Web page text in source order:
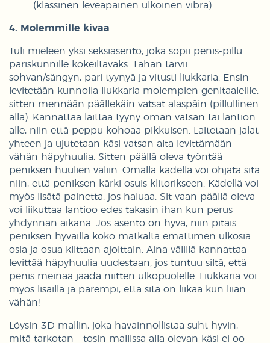
(klassinen leveäpäinen ulkoinen vibra)
4. Molemmille kivaa
Tuli mieleen yksi seksiasento, joka sopii penis-pillu
pariskunnille kokeiltavaks. Tähän tarvii
sohvan/sängyn, pari tyynyä ja vitusti liukkaria. Ensin
levitetään kunnolla liukkaria molempien genitaaleille,
sitten mennään päällekäin vatsat alaspäin (pillullinen
alla). Kannattaa laittaa tyyny oman vatsan tai lantion
alle, niin että peppu kohoaa pikkuisen. Laitetaan jalat
yhteen ja ujutetaan käsi vatsan alta levittämään
vähän häpyhuulia. Sitten päällä oleva työntää
peniksen huulien väliin. Omalla kädellä voi ohjata sitä
niin, että peniksen kärki osuis klitorikseen. Kädellä voi
myös lisätä painetta, jos haluaa. Sit vaan päällä oleva
voi liikuttaa lantioo edes takasin ihan kun perus
yhdynnän aikana. Jos asento on hyvä, niin pitäis
peniksen hyväillä koko matkalta emättimen ulkosia
osia ja osua klittaan ajoittain. Aina välillä kannattaa
levittää häpyhuulia uudestaan, jos tuntuu siltä, että
penis meinaa jäädä niitten ulkopuolelle. Liukkaria voi
myös lisäillä ja parempi, että sitä on liikaa kun liian
vähän!
Löysin 3D mallin, joka havainnollistaa suht hyvin,
mitä tarkotan - tosin mallissa alla olevan käsi ei oo